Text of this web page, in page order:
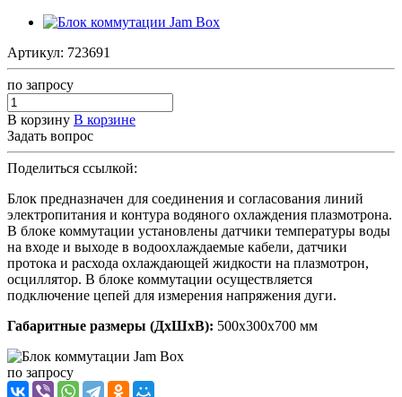
Артикул: 723691
по запросу
В корзину В корзине
Задать вопрос
Поделиться ссылкой:
Блок предназначен для соединения и согласования линий
электропитания и контура водяного охлаждения плазмотрона.
В блоке коммутации установлены датчики температуры воды
на входе и выходе в водоохлаждаемые кабели, датчики
протока и расхода охлаждающей жидкости на плазмотрон,
осциллятор. В блоке коммутации осуществляется
подключение цепей для измерения напряжения дуги.
Габаритные размеры (ДxШxВ): 500x300x700 мм
по запросу